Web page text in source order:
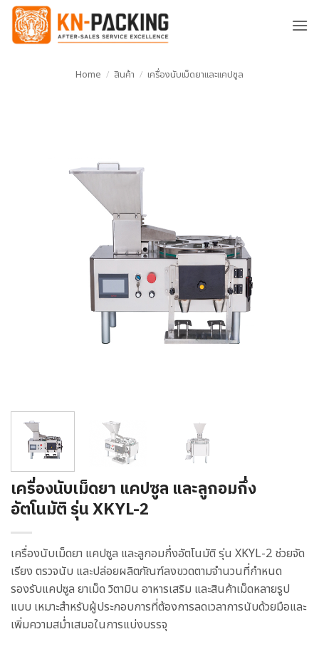
ข้าม
ยัง
Home / สินค้า / เครื่องนับเม็ดยาและแคปซูล
เครื่องนับเม็ดยา แคปซูล และลูกอมกึ่ง
อัตโนมัติ รุ่น XKYL-2
เครื่องนับเม็ดยา แคปซูล และลูกอมกึ่งอัตโนมัติ รุ่น XKYL-2 ช่วยจัด
เรียง ตรวจนับ และปล่อยผลิตภัณฑ์ลงขวดตามจำนวนที่กำหนด
รองรับแคปซูล ยาเม็ด วิตามิน อาหารเสริม และสินค้าเม็ดหลายรูป
แบบ เหมาะสำหรับผู้ประกอบการที่ต้องการลดเวลาการนับด้วยมือและ
เพิ่มความสม่ำเสมอในการแบ่งบรรจุ